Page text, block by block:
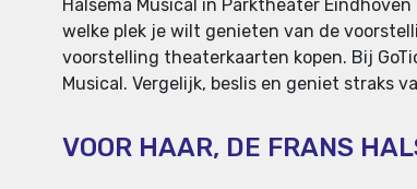
Halsema Musical in Parktheater
welke plek je wilt genieten van de
voorstelling theaterkaarten kopen. Bij
Musical. Vergelijk, beslis en geniet straks
VOOR HAAR, DE FRANS